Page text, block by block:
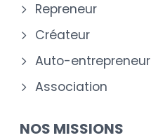
Repreneur
Créateur
Auto-entrepreneur
Association
NOS MISSIONS